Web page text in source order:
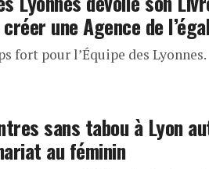
une Agence de
fort pour l’Équipe des Lyonnes.
sans tabou à Lyon
au féminin